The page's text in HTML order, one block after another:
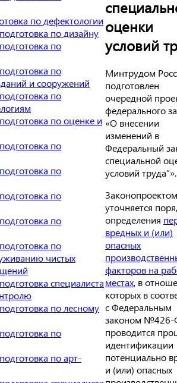
по дефектологии
по дизайну
по
по
и сооружений
по
по оценке и
по
по
по
по
по
чистых
специалиста
по лесному
по
по арт-
оценки
условий
Минтрудом
подготовлен
очередной
федерального
«О внесении
изменений в
Федеральный
специальной
условий труда”».
Законопроектом
уточняется
определения
вредных и (или)
опасных
факторов на
местах, в
которых в
с Федеральным
законом №426-
проводится
идентификации
потенциально
и (или) опасных